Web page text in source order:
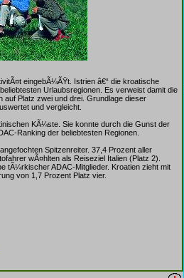
eingebÃ¼ÃŸt. Istrien â€“ die kroatische
Urlaubsregionen. Es verweist damit die
Platz zwei und drei. Grundlage dieser
und vergleicht.
KÃ¼ste. Sie konnte durch die Gunst der
Ranking der beliebtesten Regionen.
Spitzenreiter. 37,4 Prozent aller
wÃ¤hlten als Reiseziel Italien (Platz 2).
tÃ¼rkischer ADAC-Mitglieder. Kroatien zieht mit
von 1,7 Prozent Platz vier.